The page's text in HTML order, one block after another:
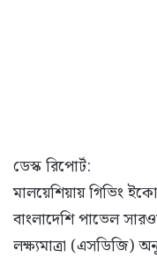
ডেস্ক রিপোর্ট:
মালয়েশিয়ায় গিভিং
বাংলাদেশি পাভেল
লক্ষ্যমাত্রা (এসডিজি)